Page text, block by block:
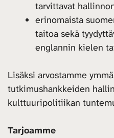
tarvittavat
erinomaista
taitoa sekä
englannin kielen
Lisäksi arvostamme
tutkimushankkeiden
kulttuuripolitiikan
Tarjoamme